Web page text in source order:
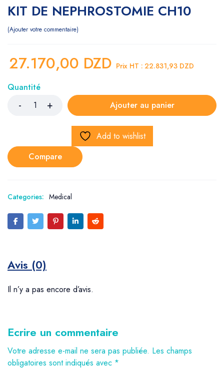
KIT DE NEPHROSTOMIE CH10
Ajouter votre commentaire
27.170,00 DZD Prix HT : 22.831,93 DZD
Quantité
Ajouter au panier
Add to wishlist
Compare
Categories: Medical
Avis (0)
Il n’y a pas encore d’avis.
Ecrire un commentaire
Votre adresse e-mail ne sera pas publiée. Les champs
obligatoires sont indiqués avec *